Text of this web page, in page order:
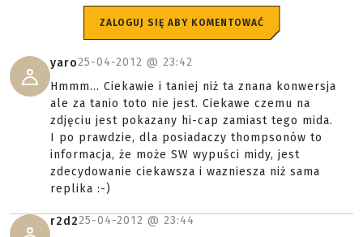
ZALOGUJ SIĘ ABY KOMENTOWAĆ
yaro25-04-2012 @ 23:42
Hmmm... Ciekawie i taniej niż ta znana konwersja
ale za tanio toto nie jest. Ciekawe czemu na
zdjęciu jest pokazany hi-cap zamiast tego mida.
I po prawdzie, dla posiadaczy thompsonów to
informacja, że może SW wypuści midy, jest
zdecydowanie ciekawsza i wazniesza niż sama
replika :-)
r2d225-04-2012 @ 23:44